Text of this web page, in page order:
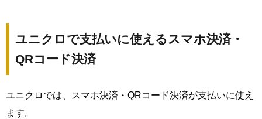
ユニクロで支払いに使えるスマホ決済・
QRコード決済
ユニクロでは、スマホ決済・QRコード決済が支払いに使え
ます。